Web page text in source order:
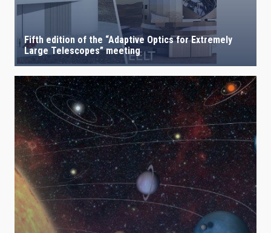
Fifth edition of the “Adaptive Optics for Extremely
Large Telescopes” meeting